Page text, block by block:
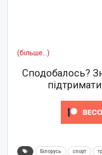
(більше…)
Сподобалось?
Білорусь спорт